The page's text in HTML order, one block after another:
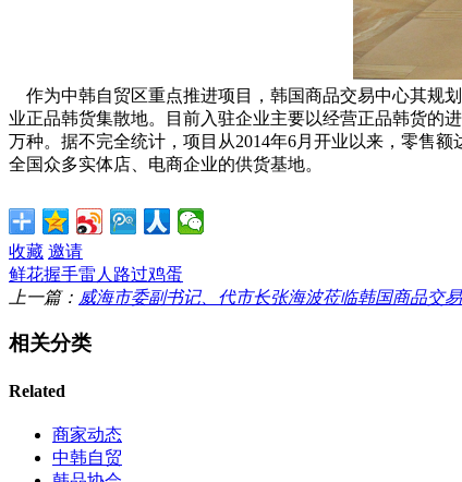
作为中韩自贸区重点推进项目，韩国商品交易中心其规
业正品韩货集散地。
目前入驻企业主要以经营正品韩货的
万种。据不完全统计，项目从2014年6月开业以来，零售
全国众多实体店、电商企业的供货基地。
收藏 邀请
鲜花握手雷人 路过鸡蛋
上一篇： 威海市委副书记、代市长张海波莅临韩国商品交
相关分类
Related
商家动态
中韩自贸